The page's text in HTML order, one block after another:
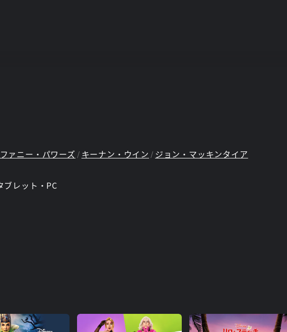
ァニー・パワーズ キーナン・ウイン ジョン・マッキンタイア
ブレット・PC